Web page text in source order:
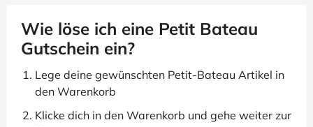
Wie löse ich eine Petit Bateau
Gutschein ein?
Lege deine gewünschten Petit-Bateau Artikel in
den Warenkorb
Klicke dich in den Warenkorb und gehe weiter zur